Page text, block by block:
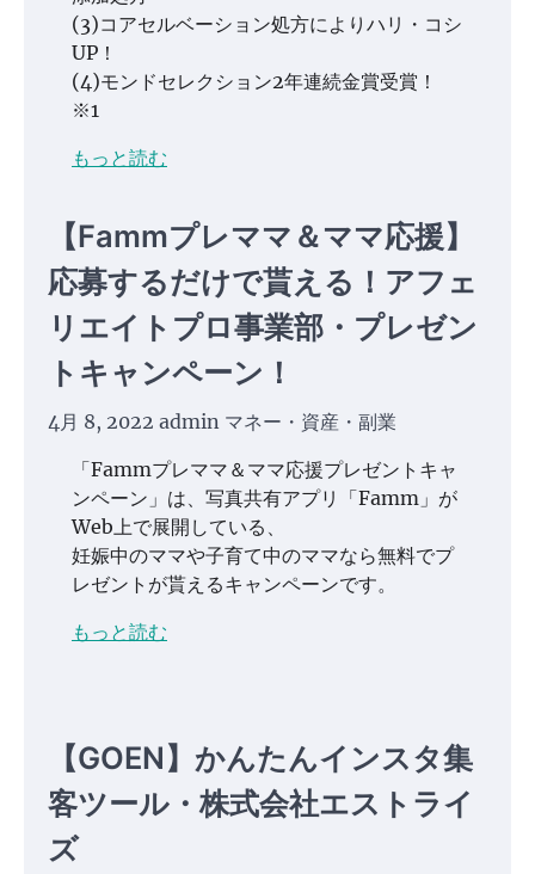
(3)コアセルベーション処方によりハリ・コシ
UP！
(4)モンドセレクション2年連続金賞受賞！
※1
もっと読む
【Fammプレママ＆ママ応援】
応募するだけで貰える！アフェ
リエイトプロ事業部・プレゼン
トキャンペーン！
4月 8, 2022 admin マネー・資産・副業
「Fammプレママ＆ママ応援プレゼントキャ
ンペーン」は、写真共有アプリ「Famm」が
Web上で展開している、
妊娠中のママや子育て中のママなら無料でプ
レゼントが貰えるキャンペーンです。
もっと読む
【GOEN】かんたんインスタ集
客ツール・株式会社エストライ
ズ